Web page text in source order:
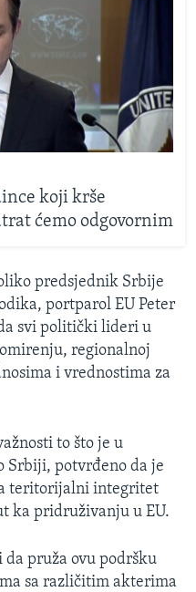
koji krše
ćemo odgovornim
predsjednik Srbije
portparol EU Peter
svi politički lideri u
regionalnoj
i vrednostima za
to što je u
Srbiji, potvrđeno da je
teritorijalni integritet
ka pridruživanju u EU.
da pruža ovu podršku
sa različitim akterima